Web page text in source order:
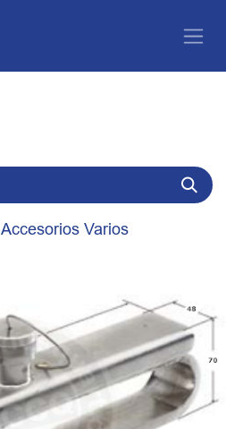
Accesorios Varios